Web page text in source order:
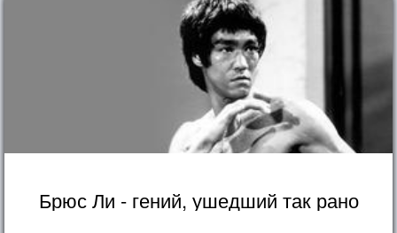
Брюс Ли - гений, ушедший так рано